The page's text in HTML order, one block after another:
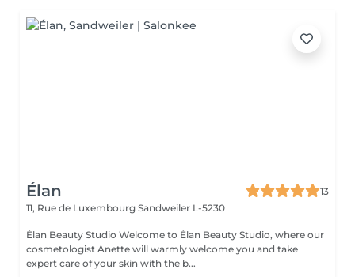
Élan
13
11, Rue de Luxembourg Sandweiler L-5230
Élan Beauty Studio Welcome to Élan Beauty Studio, where our
cosmetologist Anette will warmly welcome you and take
expert care of your skin with the b...